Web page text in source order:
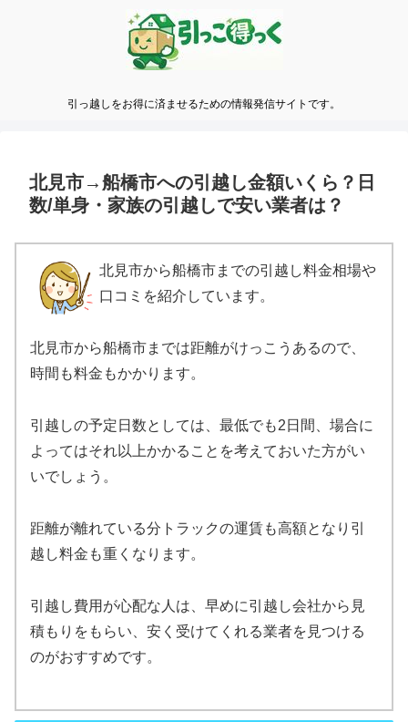
引っ越しをお得に済ませるための情報発信サイトです。
北見市→船橋市への引越し金額いくら？日
数/単身・家族の引越しで安い業者は？
北見市から船橋市までの引越し料金相場や
口コミを紹介しています。
北見市から船橋市までは距離がけっこうあるので、
時間も料金もかかります。
引越しの予定日数としては、最低でも2日間、場合に
よってはそれ以上かかることを考えておいた方がい
いでしょう。
距離が離れている分トラックの運賃も高額となり引
越し料金も重くなります。
引越し費用が心配な人は、早めに引越し会社から見
積もりをもらい、安く受けてくれる業者を見つける
のがおすすめです。